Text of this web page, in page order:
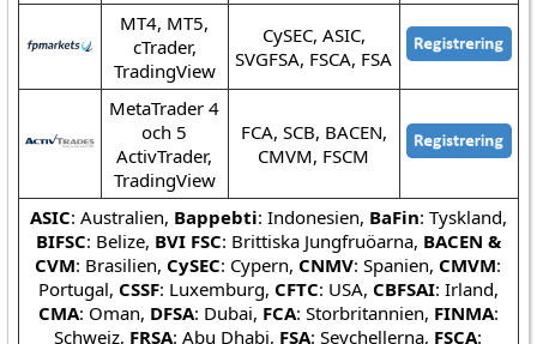
MT4, MT5,
cTrader,
TradingView
CySEC, ASIC,
SVGFSA, FSCA, FSA
MetaTrader 4
och 5
ActivTrader,
TradingView
FCA, SCB, BACEN,
CMVM, FSCM
ASIC: Australien, Bappebti: Indonesien, BaFin: Tyskland,
BIFSC: Belize, BVI FSC: Brittiska Jungfruöarna, BACEN &
CVM: Brasilien, CySEC: Cypern, CNMV: Spanien, CMVM:
Portugal, CSSF: Luxemburg, CFTC: USA, CBFSAI: Irland,
CMA: Oman, DFSA: Dubai, FCA: Storbritannien, FINMA:
Schweiz, FRSA: Abu Dhabi, FSA: Seychellerna, FSCA: